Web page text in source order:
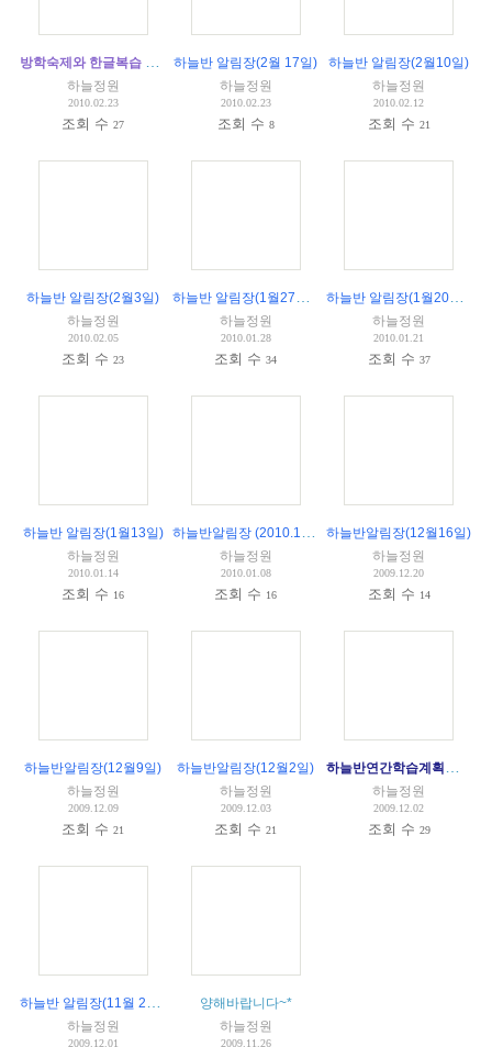
하늘정원
2010.02.23
조회 수27
하늘반 알림장(2월 17일)
하늘정원
2010.02.23
조회 수 8
하늘반 알림장(2월10일)
하늘정원
2010.02.12
조회 수 21
하늘반 알림장(2월3일)
하늘정원
2010.02.05
조회 수23
1)
하늘정원
2010.01.28
조회 수34
하늘반 알림장(1월20일)
하늘정원
2010.01.21
조회 수 37
하늘반 알림장(1월13일)
하늘정원
2010.01.14
조회 수 16
하늘정원
2010.01.08
조회 수 16
하늘반알림장(12월16일)
하늘정원
2009.12.20
조회 수 14
하늘반알림장(12월9일)
하늘정원
2009.12.09
조회 수21
하늘반알림장(12월2일)
하늘정원
2009.12.03
조회 수21
하늘정원
2009.12.02
조회 수 29
하늘정원
2009.12.01
양해바랍니다~*
하늘정원
2009.11.26